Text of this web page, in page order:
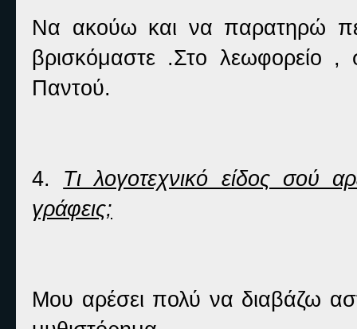
Να ακούω και να παρατηρώ
βρισκόμαστε .Στο λεωφορείο
Παντού.
4. Τι λογοτεχνικό είδος σού
γράφεις;
Μου αρέσει πολύ να διαβάζω